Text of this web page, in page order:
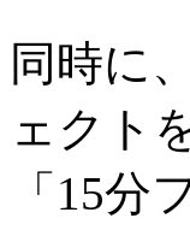
同時に
ェクト
「15